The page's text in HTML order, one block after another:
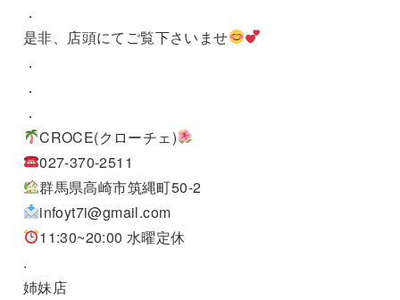
．
是非、店頭にてご覧下さいませ
．
．
．
CROCE(クローチェ)
027-370-2511
群馬県高崎市筑縄町50-2
infoyt7i@gmail.com
11:30~20:00 水曜定休
.
姉妹店